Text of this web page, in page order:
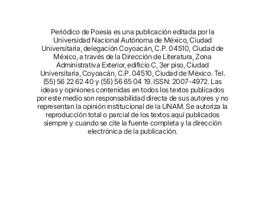
Periódico de Poesía es una publicación editada por la
Universidad Nacional Autónoma de México, Ciudad
Universitaria, delegación Coyoacán, C.P. 04510, Ciudad de
México, a través de la Dirección de Literatura, Zona
Administrativa Exterior, edificio C, 3er piso, Ciudad
Universitaria, Coyoacán, C.P. 04510, Ciudad de México. Tel.
(55) 56 22 62 40 y (55) 56 65 04 19. ISSN: 2007-4972. Las
ideas y opiniones contenidas en todos los textos publicados
por este medio son responsabilidad directa de sus autores y no
representan la opinión institucional de la UNAM. Se autoriza la
reproducción total o parcial de los textos aquí publicados
siempre y cuando se cite la fuente completa y la dirección
electrónica de la publicación.